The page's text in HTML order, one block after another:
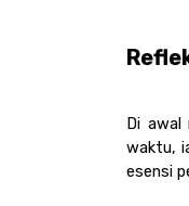
Di awal
waktu,
esensi